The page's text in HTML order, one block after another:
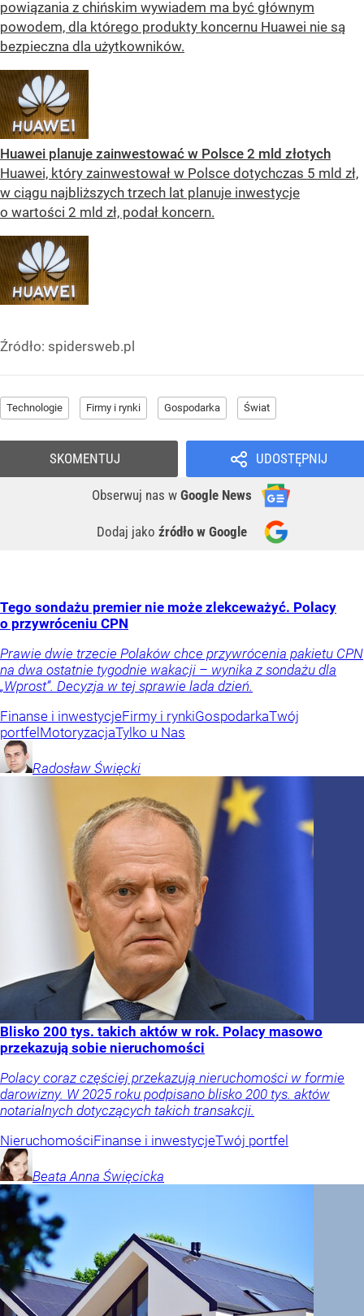
powiązania z chińskim wywiadem ma być głównym
powodem, dla którego produkty koncernu Huawei nie są
bezpieczna dla użytkowników.
Huawei planuje zainwestować w Polsce 2 mld złotych
Huawei, który zainwestował w Polsce dotychczas 5 mld zł,
w ciągu najbliższych trzech lat planuje inwestycje
o wartości 2 mld zł, podał koncern.
Źródło: spidersweb.pl
Technologie Firmy i rynki Gospodarka Świat
UDOSTĘPNIJ
Obserwuj nas w Google News
Dodaj jako źródło w Google
SKOMENTUJ
Tego sondażu premier nie może zlekceważyć. Polacy
o przywróceniu CPN
Prawie dwie trzecie Polaków chce przywrócenia pakietu CPN
na dwa ostatnie tygodnie wakacji – wynika z sondażu dla
„Wprost”. Decyzja w tej sprawie lada dzień.
Finanse i inwestycjeFirmy i rynkiGospodarkaTwój
portfel MotoryzacjaTylko u Nas
Radosław Święcki
Blisko 200 tys. takich aktów w rok. Polacy masowo
przekazują sobie nieruchomości
Polacy coraz częściej przekazują nieruchomości w formie
darowizny. W 2025 roku podpisano blisko 200 tys. aktów
notarialnych dotyczących takich transakcji.
NieruchomościFinanse i inwestycjeTwój portfel
Beata Anna Święcicka